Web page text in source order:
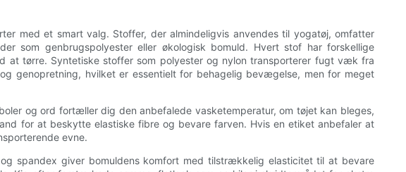
med et smart valg. Stoffer, der almindeligvis anvendes til yogatøj, omfatter
som genbrugspolyester eller økologisk bomuld. Hvert stof har forskellige
at tørre. Syntetiske stoffer som polyester og nylon transporterer fugt væk fra
genopretning, hvilket er essentielt for behagelig bevægelse, men for meget
og ord fortæller dig den anbefalede vasketemperatur, om tøjet kan bleges,
for at beskytte elastiske fibre og bevare farven. Hvis en etiket anbefaler at
evne.
spandex giver bomuldens komfort med tilstrækkelig elasticitet til at bevare